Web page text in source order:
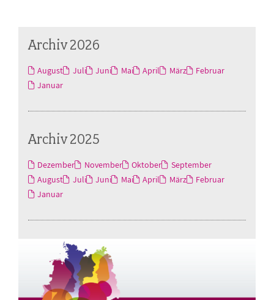
Archiv 2026
August Juli Juni Mai April März
Februar
Januar
Archiv 2025
Dezember November Oktober
September
August
Juli Juni Mai April März
Februar
Januar